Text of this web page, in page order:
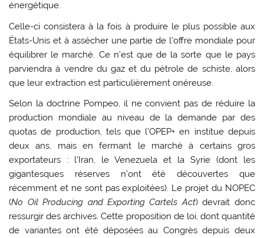
énergétique.
Celle-ci consistera à la fois à produire le plus possible aux
États-Unis et à assécher une partie de l’offre mondiale pour
équilibrer le marché. Ce n’est que de la sorte que le pays
parviendra à vendre du gaz et du pétrole de schiste, alors
que leur extraction est particulièrement onéreuse.
Selon la doctrine Pompeo, il ne convient pas de réduire la
production mondiale au niveau de la demande par des
quotas de production, tels que l’OPEP+ en institue depuis
deux ans, mais en fermant le marché à certains gros
exportateurs : l’Iran, le Venezuela et la Syrie (dont les
gigantesques réserves n’ont été découvertes que
récemment et ne sont pas exploitées). Le projet du NOPEC
(No Oil Producing and Exporting Cartels Act) devrait donc
ressurgir des archives. Cette proposition de loi, dont quantité
de variantes ont été déposées au Congrès depuis deux